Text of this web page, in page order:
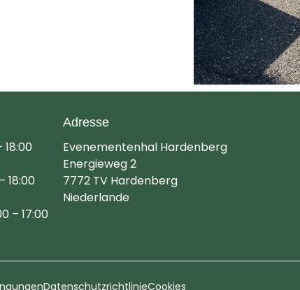
18:00
– 17:00
Adresse
Evenementenhal Hardenberg
Energieweg 2
7772 TV Hardenberg
Niederlande
DatenschutzrichtlinieCookies